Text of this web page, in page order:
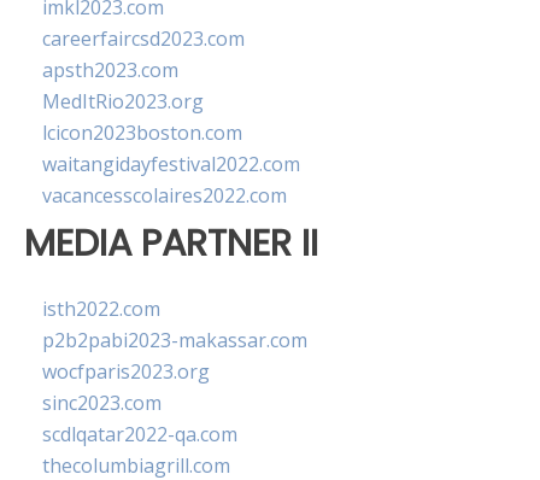
imkl2023.com
careerfaircsd2023.com
apsth2023.com
MedItRio2023.org
lcicon2023boston.com
waitangidayfestival2022.com
vacancesscolaires2022.com
MEDIA PARTNER II
isth2022.com
p2b2pabi2023-makassar.com
wocfparis2023.org
sinc2023.com
scdlqatar2022-qa.com
thecolumbiagrill.com